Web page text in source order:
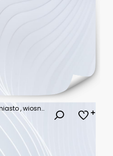
Poznań , Wielkopolska, Polska , miasto , wiosna , noc